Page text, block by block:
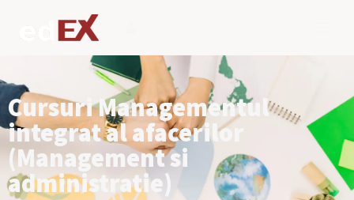
Cursuri Managementul
integrat al afacerilor
(Management si
administratie)